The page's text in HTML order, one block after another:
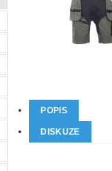
POPIS
DISKUZE